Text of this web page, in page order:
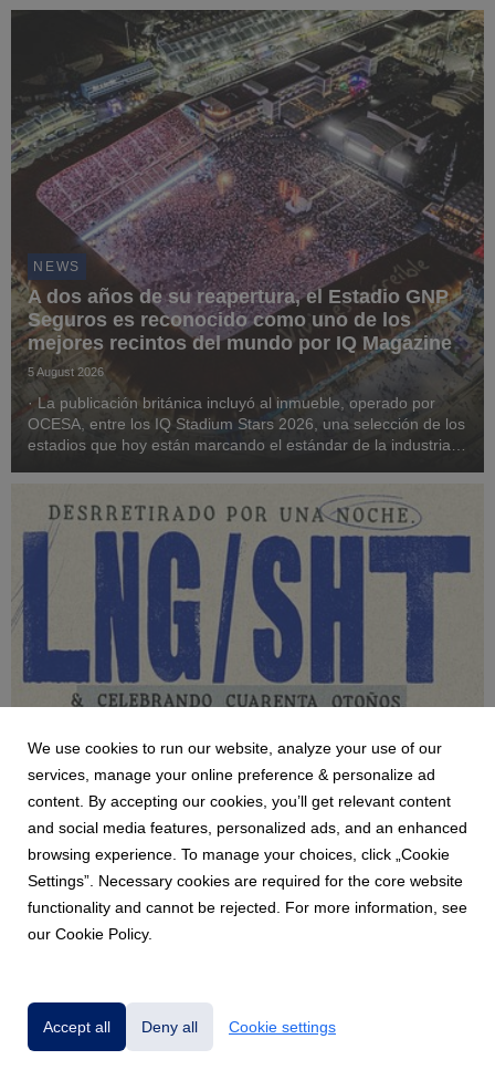
NEWS
A dos años de su reapertura, el Estadio GNP
Seguros es reconocido como uno de los
mejores recintos del mundo por IQ Magazine
5 August 2026
· La publicación británica incluyó al inmueble, operado por
OCESA, entre los IQ Stadium Stars 2026, una selección de los
estadios que hoy están marcando el estándar de la industria
Invitación Conferencia de Prensa LNG/SHT
Le invitamos cordialmente a la conferencia de prensa con una
LNG/SHT, quien interrumpirá su retiro de los escenarios por
una sola noche, con la finalidad de celebrar su cumpleaños
We use cookies to run our website, analyze your use of our
services, manage your online preference & personalize ad
content. By accepting our cookies, you’ll get relevant content
and social media features, personalized ads, and an enhanced
browsing experience. To manage your choices, click „Cookie
Settings”. Necessary cookies are required for the core website
functionality and cannot be rejected. For more information, see
our Cookie Policy.
Accept all Deny all Cookie settings